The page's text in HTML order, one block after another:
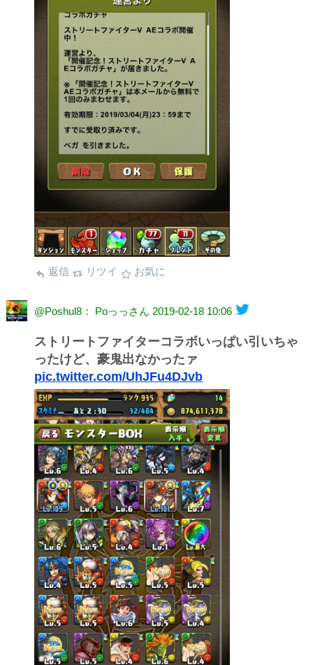
返信 リツイ お気に
@Poshul8： Poっっさん 2019-02-18 10:06
ストリートファイターコラボいっぱい引いちゃ
ったけど、豪鬼出なかったァ
pic.twitter.com/UhJFu4DJvb